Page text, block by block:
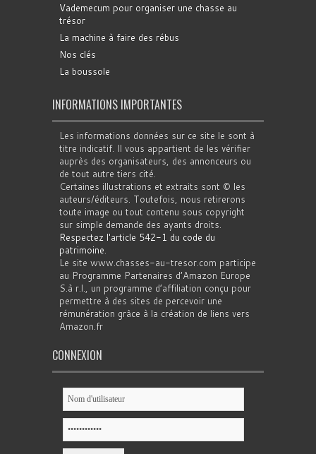
Vademecum pour organiser une chasse au
trésor
La machine à faire des rébus
Nos clés
La boussole
INFORMATIONS IMPORTANTES
Les informations données sur ce site le sont à
titre indicatif. Il vous appartient de les vérifier
auprès des organisateurs, des annonceurs ou
de tout autre tiers cité.
Certaines illustrations et extraits sont © les
auteurs/éditeurs. Toutefois, nous retirerons
toute image ou tout contenu sous copyright
sur simple demande des ayants droits.
Respectez l'article 542-1 du code du
patrimoine
Le site www.chasses-au-tresor.com participe
au Programme Partenaires d’Amazon Europe
S.à r.l., un programme d’affiliation conçu pour
permettre à des sites de percevoir une
rémunération grâce à la création de liens vers
Amazon.fr
CONNEXION